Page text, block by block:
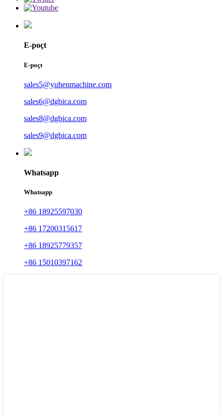
E-poçt
E-poçt
sales5@yuhenmachine.com
sales6@dgbica.com
sales8@dgbica.com
sales9@dgbica.com
Whatsapp
Whatsapp
+86 18925597030
+86 17200315617
+86 18925779357
+86 15010397162